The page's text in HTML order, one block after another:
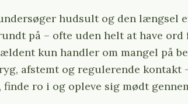
hudsult og den længsel
på – ofte uden helt at have ord
kun handler om mangel på
afstemt og regulerende kontakt
ro i og opleve sig mødt